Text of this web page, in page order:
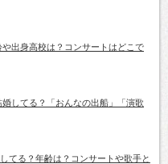
出身高校は？コンサートはどこで
してる？「おんなの出船」「演歌
てる？年齢は？コンサートや歌手と